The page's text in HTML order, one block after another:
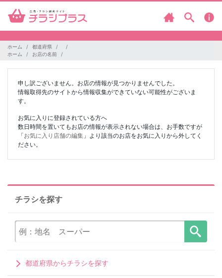
ホーム
都道府県
ホーム
お店の名前
申し訳ございません。お店の情報が見つかりませんでした。
情報取得先のサイトから情報収集ができていない可能性がございま
す。
お気に入りに登録されている方へ
数日時間を置いてもお店の情報が表示されない場合は、お手数ですが
「お気に入り店舗の編集 」より該当のお店をお気に入りから外してく
ださい。
チラシを探す
都道府県からチラシを探す